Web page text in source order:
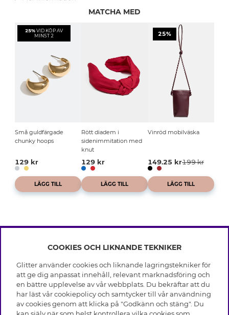
MATCHA MED
25% VID KÖP AV
MINST 2
Små guldfärgade
chunky hoops
129 kr
LÄGG TILL
Rött diadem i
sidenimmitation med
knut
129 kr
LÄGG TILL
25%
Vinröd mobilväska
149.25 kr199 kr
LÄGG TILL
INFO
Leverans
Villkor
Integritetspolicy
Cookies
OM GLITTER
Black Friday
Våra butiker
HJÄLP
COOKIES OCH LIKNANDE TEKNIKER
Glitter använder cookies och liknande lagringstekniker för
att ge dig anpassat innehåll, relevant marknadsföring och
en bättre upplevelse av vår webbplats. Du bekräftar att du
har läst vår cookiepolicy och samtycker till vår användning
av cookies genom att klicka på "Godkänn och stäng". Du